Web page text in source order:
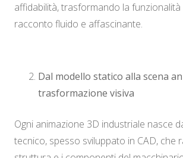
affidabilità, trasformando la
racconto fluido e affascinante.
Dal modello statico alla scena
trasformazione visiva
Ogni animazione 3D industriale nasce
tecnico, spesso sviluppato in CAD, che